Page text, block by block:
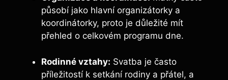
působí jako hlavní organizátorky a
koordinátorky, proto je důležité mít
přehled o celkovém programu dne.
Rodinné vztahy: Svatba je často
příležitostí k setkání rodiny a přátel, a